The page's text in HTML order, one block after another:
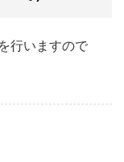
行いますので